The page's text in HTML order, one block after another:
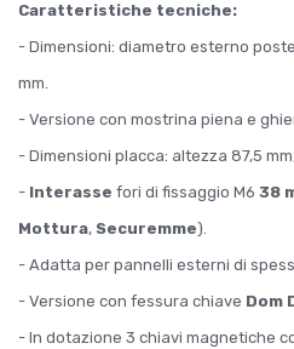
Caratteristiche tecniche:
- Dimensioni: diametro esterno
mm.
- Versione con mostrina piena e
- Dimensioni placca: altezza 87,5
- Interasse fori di fissaggio M6 38
Mottura, Securemme).
- Adatta per pannelli esterni di
- Versione con fessura chiave Dom
- In dotazione 3 chiavi magnetiche